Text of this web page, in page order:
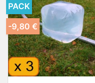
PACK
-9,80 €